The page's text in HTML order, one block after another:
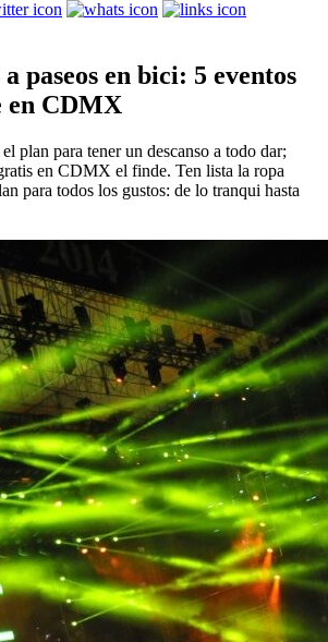
paseos en bici: 5 eventos
en CDMX
plan para tener un descanso a todo dar;
en CDMX el finde. Ten lista la ropa
para todos los gustos: de lo tranqui hasta